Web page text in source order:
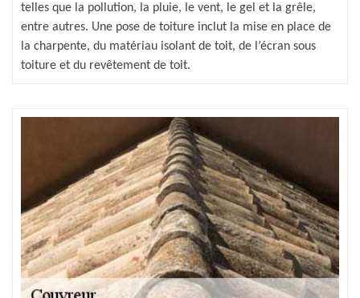
telles que la pollution, la pluie, le vent, le gel et la grêle,
entre autres. Une pose de toiture inclut la mise en place de
la charpente, du matériau isolant de toit, de l’écran sous
toiture et du revêtement de toit.